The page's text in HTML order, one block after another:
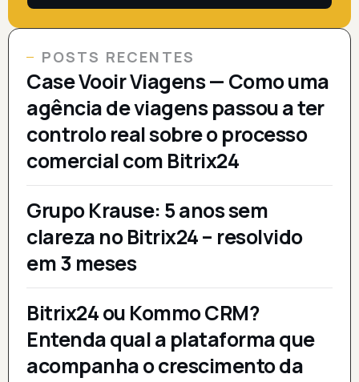
POSTS RECENTES
Case Vooir Viagens — Como uma
agência de viagens passou a ter
controlo real sobre o processo
comercial com Bitrix24
Grupo Krause: 5 anos sem
clareza no Bitrix24 – resolvido
em 3 meses
Bitrix24 ou Kommo CRM?
Entenda qual a plataforma que
acompanha o crescimento da